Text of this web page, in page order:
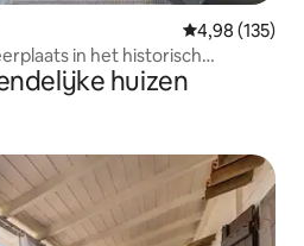
Gemiddelde
4,98 (135)
in het historisch
huizen